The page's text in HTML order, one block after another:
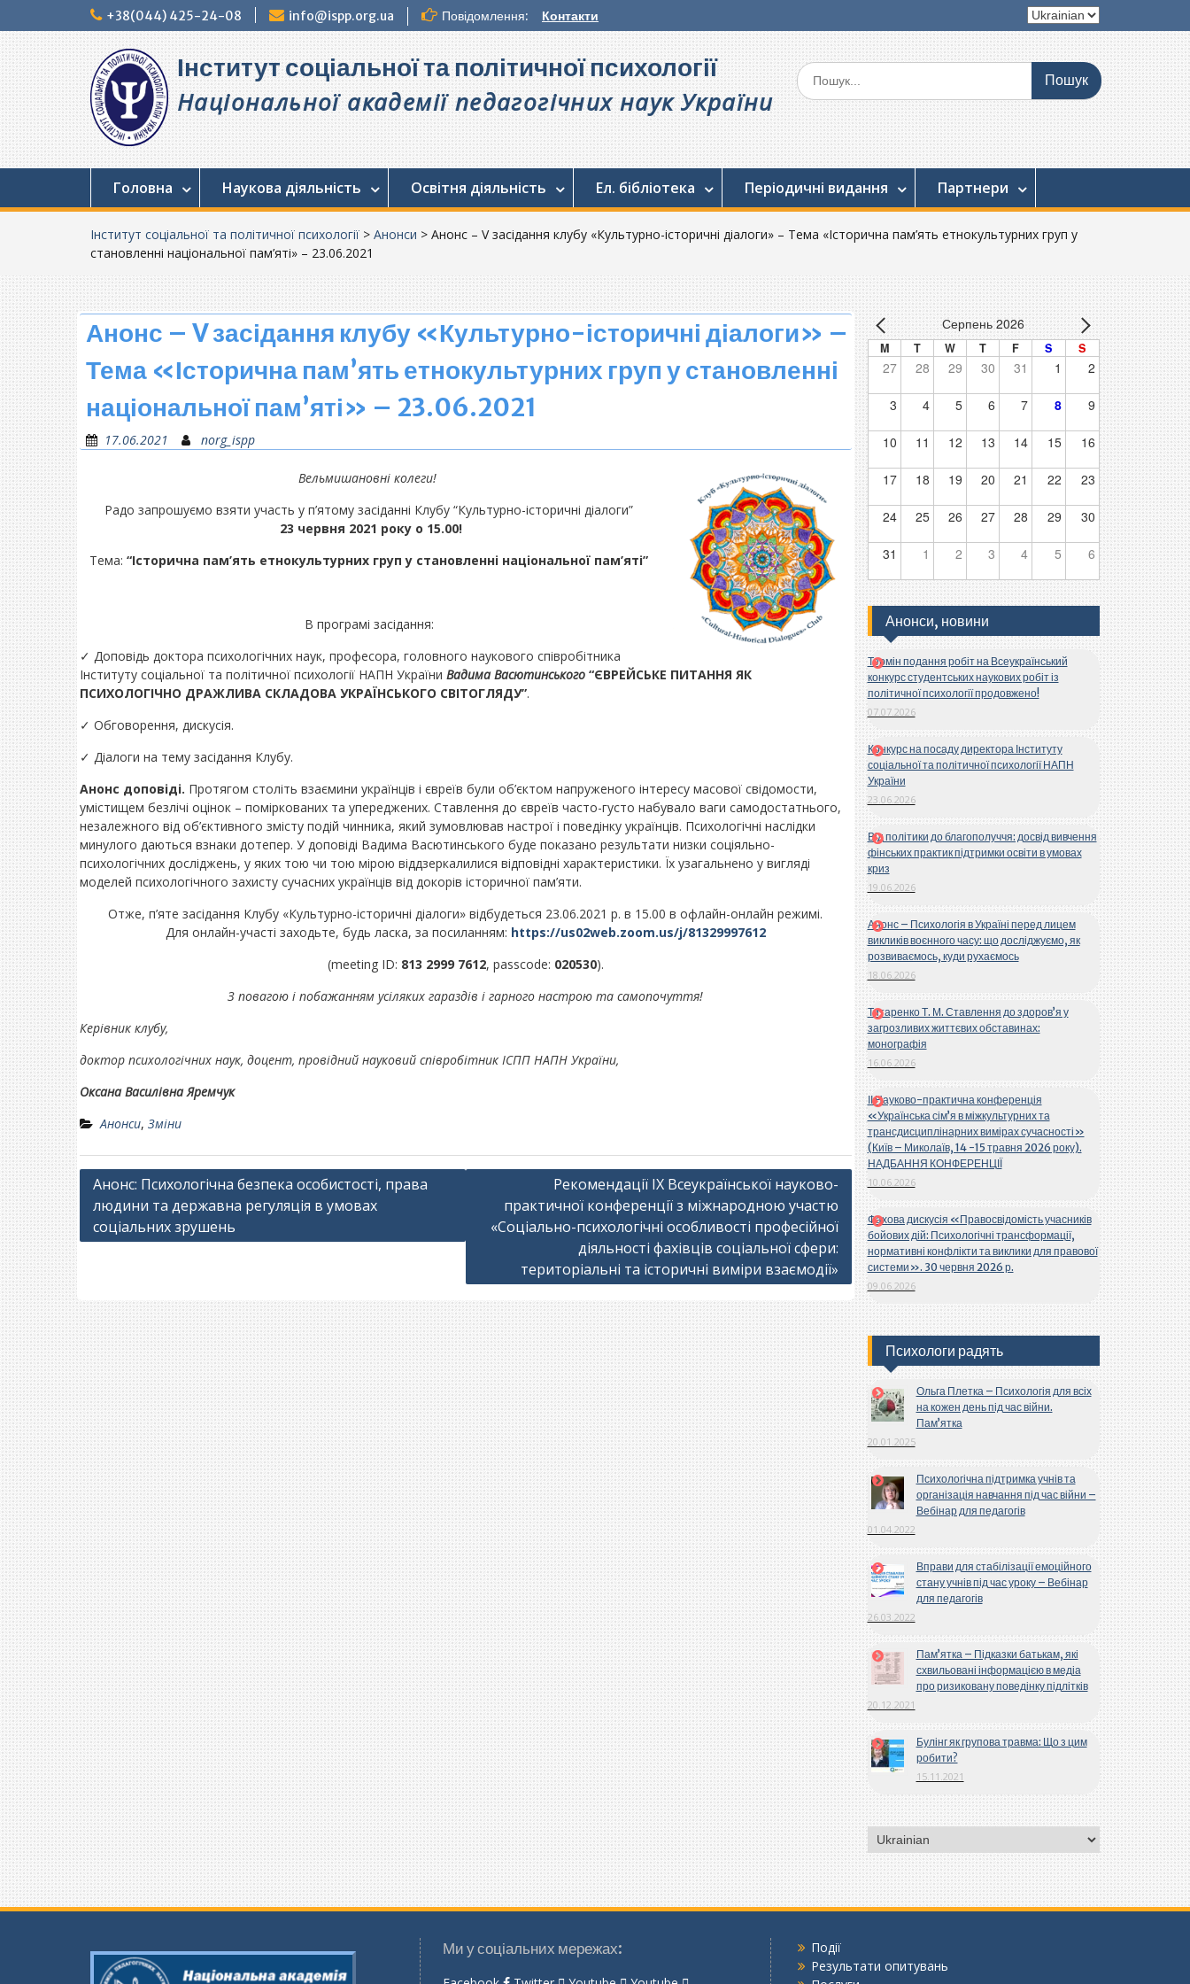
до
+38(044) 425-24-08 info@ispp.org.ua Повідомлення: Контакти
Вибрати
мову
Інститут соціальної та політичної психології
Національної академії педагогічних наук України
Шукати:
Головна Наукова діяльність Освітня діяльність Ел. бібліотека Періодичні видання Партнери
Інститут соціальної та політичної психології > Анонси > Анонс – V засідання клубу «Культурно-історичні діалоги» – Тема «Історична пам’ять етнокультурних груп у
становленні національної пам’яті» – 23.06.2021
Анонс – V засідання клубу «Культурно-історичні діалоги» –
Тема «Історична пам’ять етнокультурних груп у становленні
національної пам’яті» – 23.06.2021
17.06.2021 norg_ispp
Вельмишановні колеги!
Радо запрошуємо взяти участь у п’ятому засіданні Клубу “Культурно-історичні діалоги”
23 червня 2021 року о 15.00!
Тема:“Історична пам’ять етнокультурних групу становленні національної пам’яті”
В програмі засідання:
✓ Доповідь доктора психологічних наук, професора, головного наукового співробітника
Інституту соціальної та політичної психології НАПН України Вадима Васютинського “ЄВРЕЙСЬКЕ ПИТАННЯ ЯК
ПСИХОЛОГІЧНО ДРАЖЛИВА СКЛАДОВА УКРАЇНСЬКОГО СВІТОГЛЯДУ”.
✓ Обговорення, дискусія.
✓ Діалоги на тему засідання Клубу.
Анонс доповіді. Протягом століть взаємини українців і євреїв були об’єктом напруженого інтересу масової свідомости,
умістищем безлічі оцінок – поміркованих та упереджених. Ставлення до євреїв часто-густо набувало ваги самодостатнього,
незалежного від об’єктивного змісту подій чинника, який зумовлював настрої і поведінку українців. Психологічні наслідки
минулого даються взнаки дотепер. У доповіді Вадима Васютинського буде показано результати низки соціяльно-
психологічних досліджень, у яких тою чи тою мірою віддзеркалилися відповідні характеристики. Їх узагальнено у вигляді
моделей психологічного захисту сучасних українців від докорів історичної пам’яти.
Отже, п’яте засідання Клубу «Культурно-історичні діалоги» відбудеться 23.06.2021 р. в 15.00 в офлайн-онлайн режимі.
Для онлайн-участі заходьте, будь ласка, за посиланням: https://us02web.zoom.us/j/81329997612
(meeting ID: 813 2999 7612, passcode: 020530).
З повагою і побажанням усіляких гараздіві гарного настрою та самопочуття!
Керівник клубу,
доктор психологічних наук, доцент, провідний науковий співробітник ІСПП НАПН України,
Оксана Василівна Яремчук
Анонси, Зміни
Навігація
записів
Анонс: Психологічна безпека особистості, права
людини та державна регуляція в умовах
соціальних зрушень
Рекомендації ІX Всеукраїнської науково-
практичної конференції з міжнародною участю
«Соціально-психологічні особливості професійної
діяльності фахівців соціальної сфери:
територіальні та історичні виміри взаємодії»
Серпень 2026
M T W T F S S
27 28 29 30 31 1 2
3 4 5 6 7 8 9
10 11 12 13 14 15 16
17 18 19 20 21 22 23
24 25 26 27 28 29 30
31 1 2 3 4 5 6
Анонси, новини
Термін подання робіт на Всеукраїнський
конкурс студентських наукових робіт із
політичної психології продовжено!
07.07.2026
Конкурс на посаду директора Інституту
соціальної та політичної психології НАПН
України
23.06.2026
Від політики до благополуччя: досвід вивчення
фінських практик підтримки освіти в умовах
криз
19.06.2026
Анонс – Психологія в Україні перед лицем
викликів воєнного часу: що досліджуємо, як
розвиваємось, куди рухаємось
18.06.2026
Титаренко Т. М. Ставлення до здоров’я у
загрозливих життєвих обставинах:
монографія
16.06.2026
ІІ Науково-практична конференція
«Українська сім’я в міжкультурних та
трансдисциплінарних вимірах сучасності»
(Київ – Миколаїв, 14 -15 травня 2026 року).
НАДБАННЯ КОНФЕРЕНЦІЇ
10.06.2026
Фахова дискусія «Правосвідомість учасників
бойових дій: Психологічні трансформації,
нормативні конфлікти та виклики для правової
системи». 30 червня 2026 р.
09.06.2026
Психологи радять
Ольга Плетка – Психологія для всіх
на кожен день під час війни.
Пам’ятка
20.01.2025
Психологічна підтримка учнів та
організація навчання під час війни –
Вебінар для педагогів
01.04.2022
Вправи для стабілізації емоційного
стану учнів під час уроку – Вебінар
для педагогів
26.03.2022
Пам’ятка – Підказки батькам, які
схвильовані інформацією в медіа
про ризиковану поведінку підлітків
20.12.2021
Булінг як групова травма: Що з цим
робити?
15.11.2021
Вибрати
мову
Ми у соціальних мережах:
Події
Результати опитувань